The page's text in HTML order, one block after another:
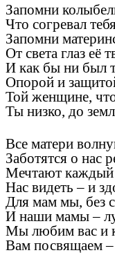
Запомни
Что согревал
Запомни
От света глаз её
И как бы ни был
Опорой и
Той женщине,
Ты низко, до
Все матери
Заботятся о нас
Мечтают
Нас видеть – и
Для мам мы, без
И наши мамы –
Мы любим вас и
Вам посвящаем